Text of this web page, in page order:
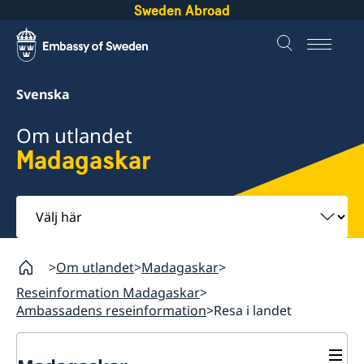
Sweden Abroad
Svenska
Om utlandet
Madagaskar
Välj
här
Om utlandet Madagaskar
Reseinformation Madagaskar
Ambassadens reseinformation Resa i landet